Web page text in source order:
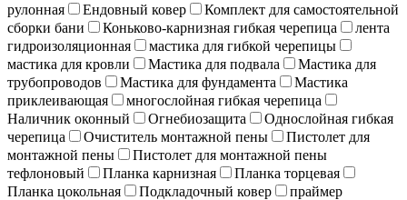
рулонная
Ендовный ковер
Комплект для самостоятельной
сборки бани
Коньково-карнизная гибкая черепица
лента
гидроизоляционная
мастика для гибкой черепицы
мастика для кровли
Мастика для подвала
Мастика для
трубопроводов
Мастика для фундамента
Мастика
приклеивающая
многослойная гибкая черепица
Наличник оконный
Огнебиозащита
Однослойная гибкая
черепица
Очиститель монтажной пены
Пистолет для
монтажной пены
Пистолет для монтажной пены
тефлоновый
Планка карнизная
Планка торцевая
Планка цокольная
Подкладочный ковер
праймер